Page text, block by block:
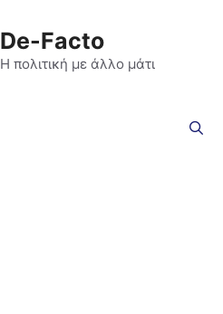
De-Facto
Η πολιτική με άλλο μάτι